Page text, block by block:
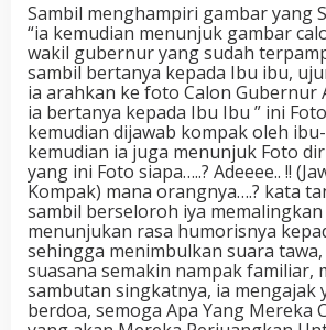
Sambil menghampiri gambar yang
“ia kemudian menunjuk gambar
wakil gubernur yang sudah
sambil bertanya kepada Ibu ibu,
ia arahkan ke foto Calon Gubernur
ia bertanya kepada Ibu Ibu ” ini
kemudian dijawab kompak oleh
kemudian ia juga menunjuk Foto
yang ini Foto siapa…..? Adeeee.. !!
Kompak) mana orangnya….? kata
sambil berseloroh iya memalingkan
menunjukan rasa humorisnya
sehingga menimbulkan suara
suasana semakin nampak familiar,
sambutan singkatnya, ia mengajak
berdoa, semoga Apa Yang Mereka